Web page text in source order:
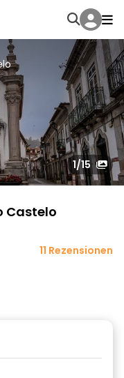
1/15
Castelo
11 Rezensionen